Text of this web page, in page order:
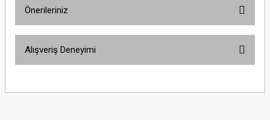
Önerileriniz
yetersiz gördüğünüz noktaları öneri formunu kullanarak tarafımıza
Alışveriş Deneyimi